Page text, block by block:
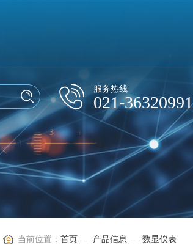
服务热线
021-36320991
当前位置：首页 - 产品信息 - 数显仪表